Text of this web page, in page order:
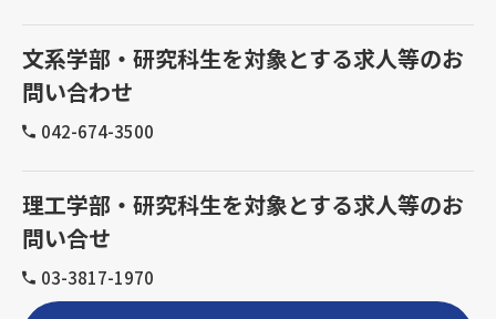
文系学部・研究科生を対象とする求人等のお
問い合わせ
042-674-3500
理工学部・研究科生を対象とする求人等のお
問い合せ
03-3817-1970